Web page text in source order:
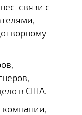
связи с
в США.
компании,